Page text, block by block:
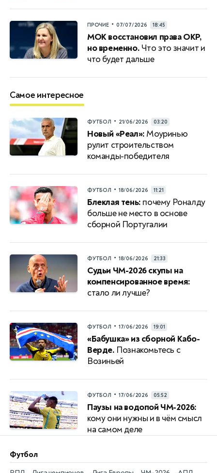
ПРОЧИЕ • 07/07/2026 18:45
МОК восстановил права ОКР,
но временно. Что это значит и
что будет дальше
Самое интересное
ФУТБОЛ • 21/06/2026 03:20
Новый «Реал»: Моуринью
рулит строительством
команды-победителя
ФУТБОЛ • 18/06/2026 11:21
Блеклая тень: почему Роналду
больше не место в основе
сборной Португалии
ФУТБОЛ • 18/06/2026 21:33
Судьи ЧМ-2026 скупы на
компенсированное время:
стало ли лучше?
ФУТБОЛ • 17/06/2026 19:01
«Бабушка» из сборной Кабо-
Верде. Познакомьтесь с
Возиньей
ФУТБОЛ • 17/06/2026 05:52
Паузы на водопой ЧМ-2026:
кому они нужны и в чём смысл
на самом деле
Футбол